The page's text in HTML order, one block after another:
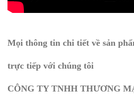
Mọi thông tin chi tiết về sản
trực tiếp với chúng tôi
CÔNG TY TNHH THƯƠNG